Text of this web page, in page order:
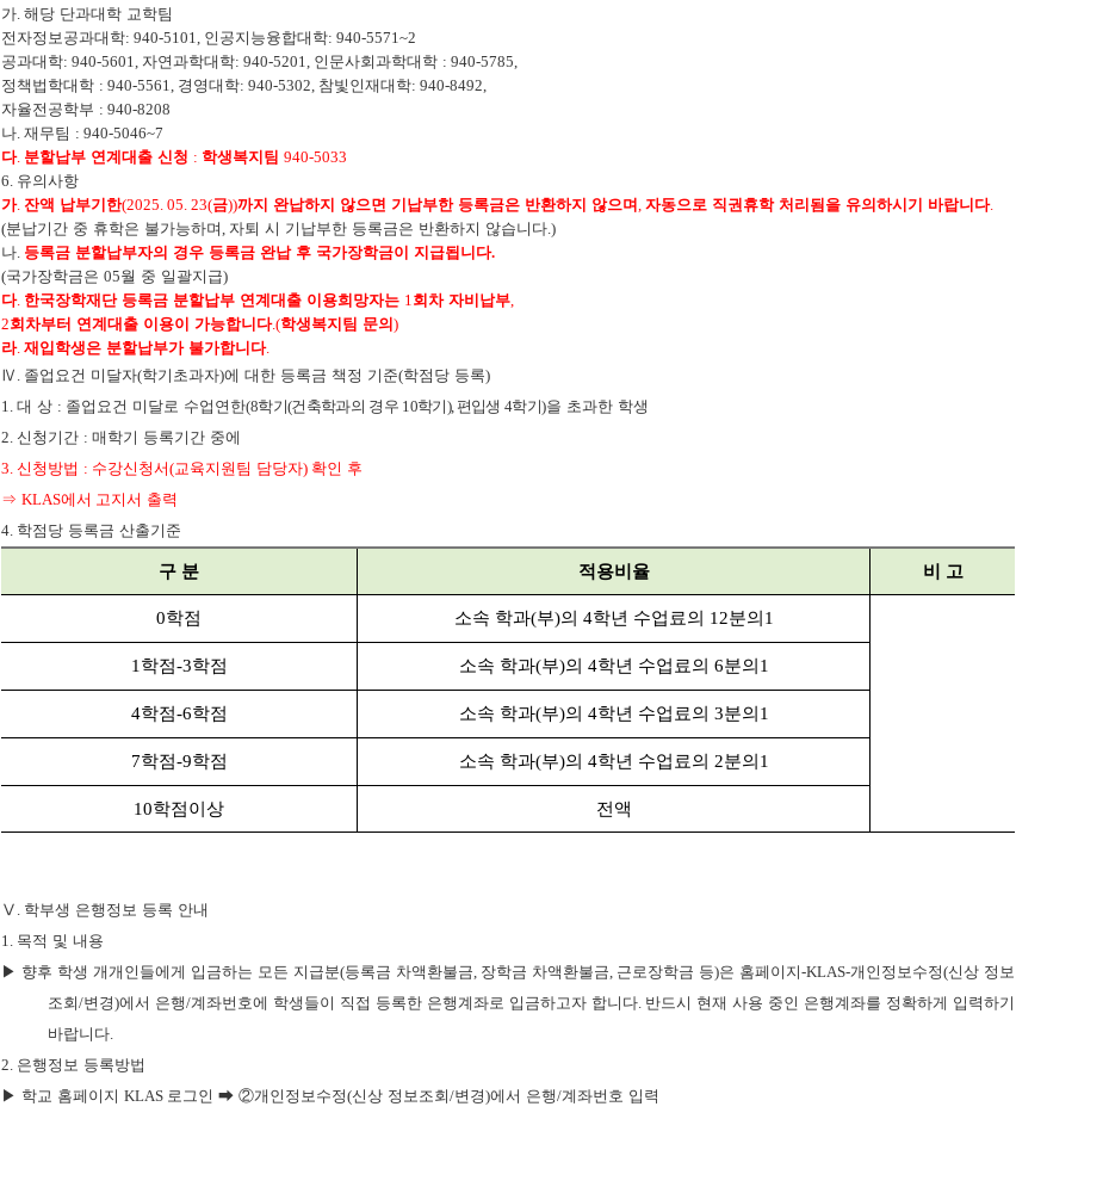
가. 해당 단과대학 교학팀
전자정보공과대학: 940-5101, 인공지능융합대학: 940-5571~2
공과대학: 940-5601, 자연과학대학: 940-5201, 인문사회과학대학 : 940-5785,
정책법학대학 : 940-5561, 경영대학: 940-5302, 참빛인재대학: 940-8492,
자율전공학부 : 940-8208
나. 재무팀 : 940-5046~7
다. 분할납부 연계대출 신청 : 학생복지팀 940-5033
6. 유의사항
가. 잔액 납부기한(2025. 05. 23(금))까지 완납하지 않으면 기납부한 등록금은 반환하지 않으며 , 자동으로 직권휴학 처리됨을 유의하시기 바랍니다.
(분납기간 중 휴학은 불가능하며, 자퇴 시 기납부한 등록금은 반환하지 않습니다.)
나. 등록금 분할납부자의 경우 등록금 완납 후 국가장학금이 지급됩니다.
(국가장학금은 05월 중 일괄지급)
다. 한국장학재단 등록금 분할납부 연계대출 이용희망자는 1회차 자비납부,
2회차부터 연계대출 이용이 가능합니다.(학생복지팀 문의 )
라. 재입학생은 분할납부가 불가합니다.
Ⅳ . 졸업요건 미달자(학기초과자)에 대한 등록금 책정 기준(학점당 등록)
1. 대 상 : 졸업요건 미달로 수업연한(8학기(건축학과의 경우 10학기), 편입생4학기)을 초과한 학생
2. 신청기간 : 매학기 등록기간 중에
3. 신청방법 : 수강신청서(교육지원팀 담당자) 확인 후
⇒ KLAS에서 고지서 출력
4. 학점당 등록금 산출기준
구 분 적용비율 비 고
0학점 소속 학과(부)의 4학년 수업료의 12분의 1
1 학점-3학점 소속 학과(부)의 4학년 수업료의 6분의 1
4학점-6학점 소속 학과(부)의 4학년 수업료의 3분의 1
7학점-9학점 소속 학과(부)의 4학년 수업료의 2분의 1
10학점이상 전액
Ⅴ . 학부생 은행정보 등록 안내
1. 목적 및 내용
▶ 향후 학생 개개인들에게 입금하는 모든 지급분(등록금 차액환불금, 장학금 차액환불금, 근로장학금 등)은 홈페이지-KLAS-개인정보수정(신상 정보
조회/변경)에서 은행/계좌번호에 학생들이 직접 등록한 은행계좌로 입금하고자 합니다. 반드시 현재 사용 중인 은행계좌를 정확하게 입력하기
바랍니다.
2. 은행정보 등록방법
▶ 학교 홈페이지 KLAS 로그인 ➡ ②개인정보수정(신상 정보조회/변경)에서 은행/계좌번호 입력